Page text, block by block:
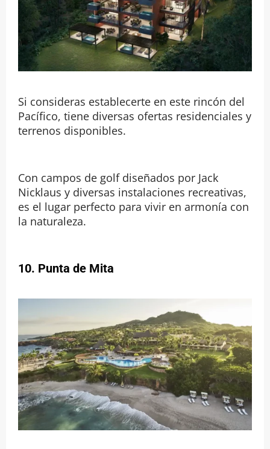
Si consideras establecerte en este rincón del
Pacífico, tiene diversas ofertas residenciales y
terrenos disponibles.
Con campos de golf diseñados por Jack
Nicklaus y diversas instalaciones recreativas,
es el lugar perfecto para vivir en armonía con
la naturaleza.
10. Punta de Mita